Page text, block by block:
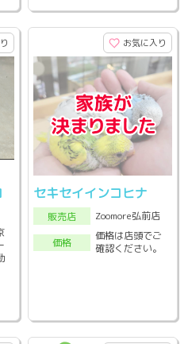
お気に入り
セキセイインコヒナ
販売店
Zoomore弘前店
価格
価格は店頭でご
確認ください。